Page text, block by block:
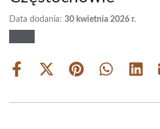
Data dodania: 30 kwietnia 2026 r.
Share
Share
(Twitter)
Share Share Share